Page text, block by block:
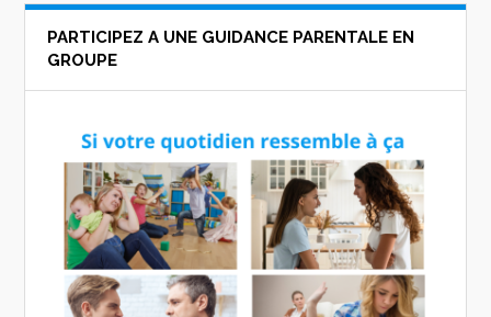
PARTICIPEZ A UNE GUIDANCE PARENTALE EN
GROUPE